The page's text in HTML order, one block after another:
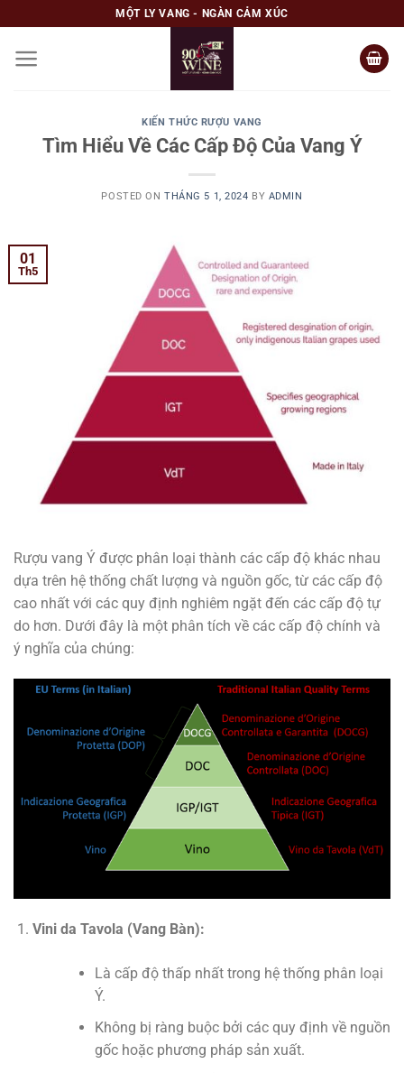
to
content
MỘT LY VANG - NGÀN CẢM XÚC
KIẾN THỨC RƯỢU VANG
Tìm Hiểu Về Các Cấp Độ Của Vang Ý
POSTED ONTHÁNG 5 1, 2024 BY ADMIN
01
Th5
Rượu vang Ý được phân loại thành các cấp độ khác nhau
dựa trên hệ thống chất lượng và nguồn gốc, từ các cấp độ
cao nhất với các quy định nghiêm ngặt đến các cấp độ tự
do hơn. Dưới đây là một phân tích về các cấp độ chính và
ý nghĩa của chúng:
Vini da Tavola (Vang Bàn):
Là cấp độ thấp nhất trong hệ thống phân loại
Ý.
Không bị ràng buộc bởi các quy định về nguồn
gốc hoặc phương pháp sản xuất.